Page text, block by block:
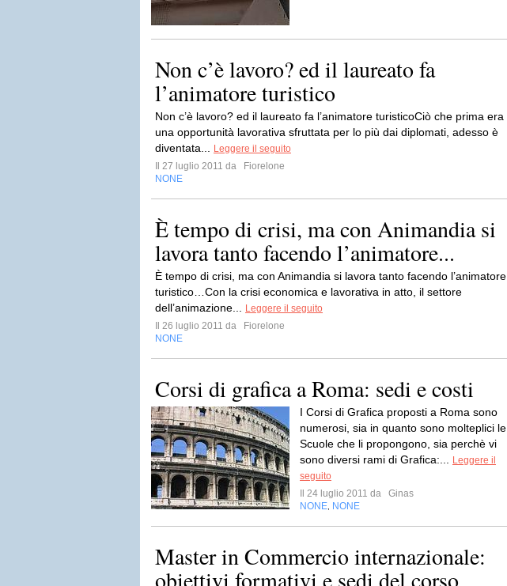
Non c’è lavoro? ed il laureato fa
l’animatore turistico
Non c’è lavoro? ed il laureato fa l’animatore turisticoCiò che prima era
una opportunità lavorativa sfruttata per lo più dai diplomati, adesso è
diventata...
Leggere il seguito
Il 27 luglio 2011 da
Fiorelone
NONE
È tempo di crisi, ma con Animandia si
lavora tanto facendo l’animatore...
È tempo di crisi, ma con Animandia si lavora tanto facendo l’animatore
turistico…Con la crisi economica e lavorativa in atto, il settore
dell’animazione...
Leggere il seguito
Il 26 luglio 2011 da
Fiorelone
NONE
Corsi di grafica a Roma: sedi e costi
I Corsi di Grafica proposti a Roma sono
numerosi, sia in quanto sono molteplici le
Scuole che li propongono, sia perchè vi
sono diversi rami di Grafica:...
Leggere il
seguito
Il 24 luglio 2011 da
Ginas
NONE NONE
Master in Commercio internazionale:
obiettivi formativi e sedi del corso